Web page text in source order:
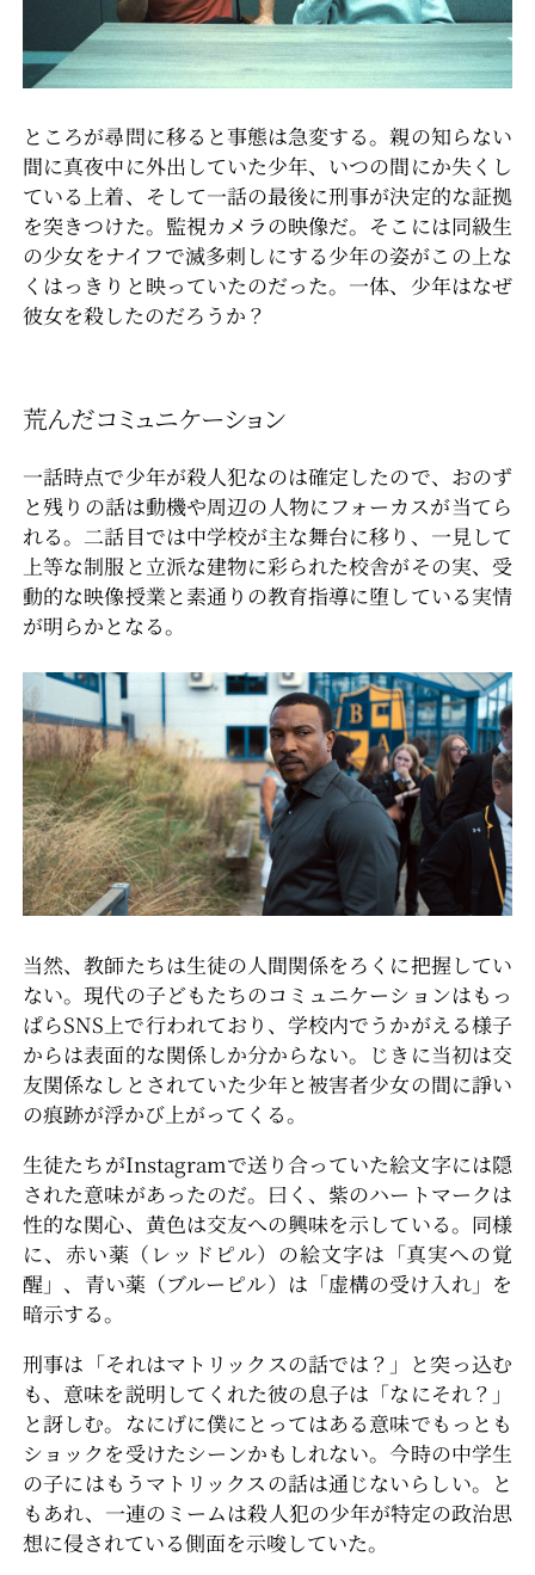
ところが尋問に移ると事態は急変する。親の知らない
間に真夜中に外出していた少年、いつの間にか失くし
ている上着、そして一話の最後に刑事が決定的な証拠
を突きつけた。監視カメラの映像だ。そこには同級生
の少女をナイフで滅多刺しにする少年の姿がこの上な
くはっきりと映っていたのだった。一体、少年はなぜ
彼女を殺したのだろうか？
荒んだコミュニケーション
一話時点で少年が殺人犯なのは確定したので、おのず
と残りの話は動機や周辺の人物にフォーカスが当てら
れる。二話目では中学校が主な舞台に移り、一見して
上等な制服と立派な建物に彩られた校舎がその実、受
動的な映像授業と素通りの教育指導に堕している実情
が明らかとなる。
当然、教師たちは生徒の人間関係をろくに把握してい
ない。現代の子どもたちのコミュニケーションはもっ
ぱらSNS上で行われており、学校内でうかがえる様子
からは表面的な関係しか分からない。じきに当初は交
友関係なしとされていた少年と被害者少女の間に諍い
の痕跡が浮かび上がってくる。
生徒たちがInstagramで送り合っていた絵文字には隠
された意味があったのだ。曰く、紫のハートマークは
性的な関心、黄色は交友への興味を示している。同様
に、赤い薬（レッドピル）の絵文字は「真実への覚
醒」、青い薬（ブルーピル）は「虚構の受け入れ」を
暗示する。
刑事は「それはマトリックスの話では？」と突っ込む
も、意味を説明してくれた彼の息子は「なにそれ？」
と訝しむ。なにげに僕にとってはある意味でもっとも
ショックを受けたシーンかもしれない。今時の中学生
の子にはもうマトリックスの話は通じないらしい。と
もあれ、一連のミームは殺人犯の少年が特定の政治思
想に侵されている側面を示唆していた。